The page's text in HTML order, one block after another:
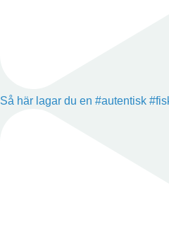
Så här lagar du en #autentisk